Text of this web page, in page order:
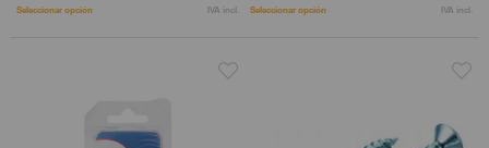
Seleccionar opción IVA incl. Seleccionar opción IVA incl.